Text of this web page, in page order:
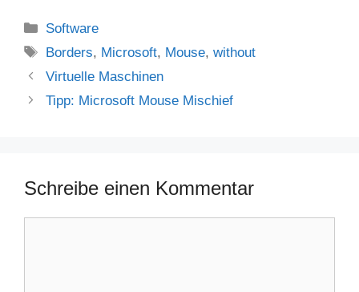
Kategorien
Software
Schlagwörter
Borders, Microsoft, Mouse,without
Virtuelle Maschinen
Tipp: Microsoft Mouse Mischief
Schreibe einen Kommentar